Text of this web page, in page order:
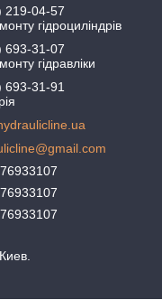
219-04-57
гідроциліндрів
693-31-07
гідравліки
693-31-91